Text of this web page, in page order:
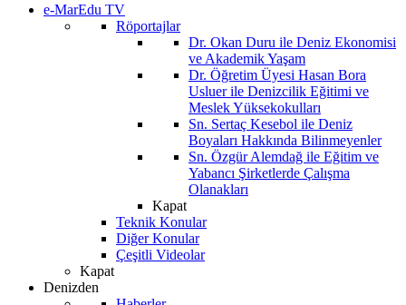
e-MarEdu TV
Röportajlar
Dr. Okan Duru ile Deniz Ekonomisi
ve Akademik Yaşam
Dr. Öğretim Üyesi Hasan Bora
Usluer ile Denizcilik Eğitimi ve
Meslek Yüksekokulları
Sn. Sertaç Kesebol ile Deniz
Boyaları Hakkında Bilinmeyenler
Sn. Özgür Alemdağ ile Eğitim ve
Yabancı Şirketlerde Çalışma
Olanakları
Kapat
Teknik Konular
Diğer Konular
Çeşitli Videolar
Kapat
Denizden